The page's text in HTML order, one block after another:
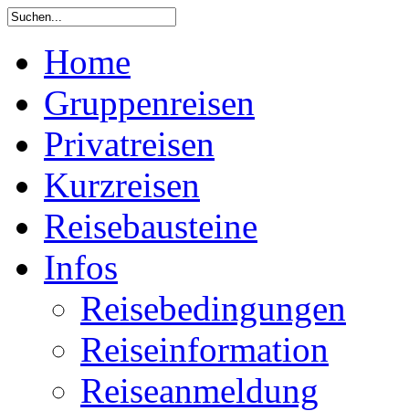
Home
Gruppenreisen
Privatreisen
Kurzreisen
Reisebausteine
Infos
Reisebedingungen
Reiseinformation
Reiseanmeldung